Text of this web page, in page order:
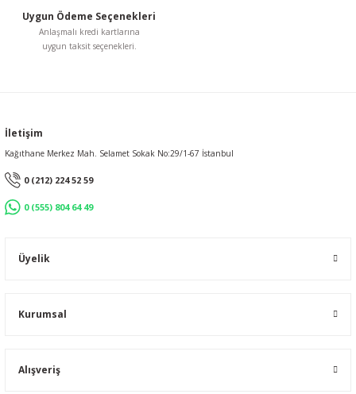
Uygun Ödeme Seçenekleri
Anlaşmalı kredi kartlarına
uygun taksit seçenekleri.
İletişim
Kağıthane Merkez Mah. Selamet Sokak No:29/1-67 İstanbul
0 (212) 224 52 59
0 (555) 804 64 49
Üyelik
Kurumsal
Alışveriş